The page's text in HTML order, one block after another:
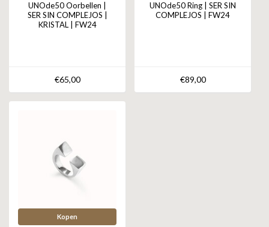
UNOde50 Oorbellen |
SER SIN COMPLEJOS |
KRISTAL | FW24
€65,00
UNOde50 Ring | SER SIN
COMPLEJOS | FW24
€89,00
Kopen